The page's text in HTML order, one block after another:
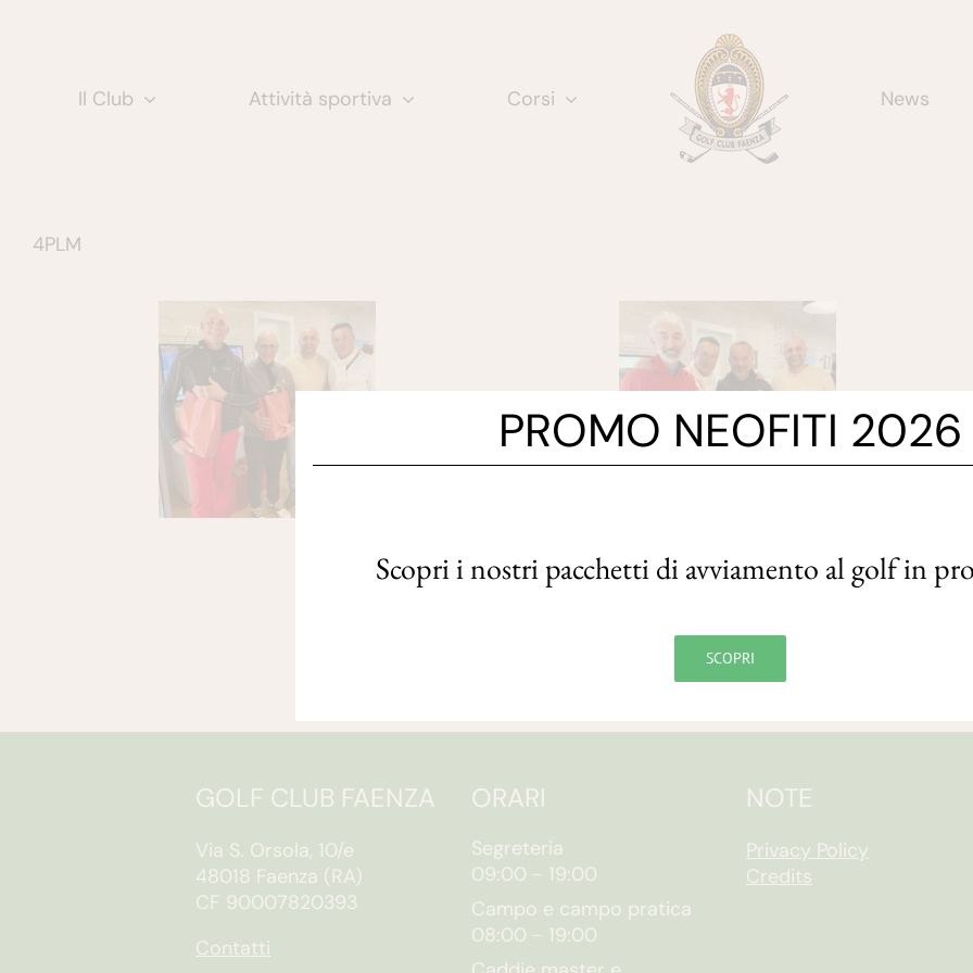
contenuto
Il Club Attività sportiva Corsi News
4PLM
GOLF CLUB FAENZA
Via S. Orsola, 10/e
48018 Faenza (RA)
CF 90007820393
Contatti
ORARI
Segreteria
09:00 - 19:00
Campo e campo pratica
08:00 - 19:00
NOTE
Privacy Policy
Credits
PROMO NEOFITI 2026
Scopri i nostri pacchetti di avviamento al golf in
SCOPRI